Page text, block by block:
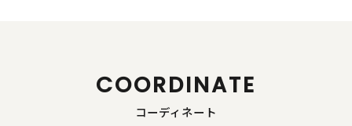
COORDINATE
コーディネート